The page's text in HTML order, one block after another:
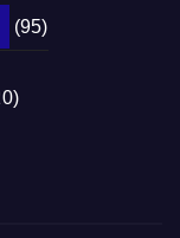
(95)